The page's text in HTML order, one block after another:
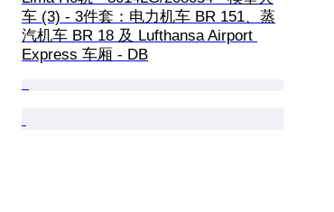
车 (3) - 3件套：电力机车 BR 151、蒸
汽机车 BR 18 及 Lufthansa Airport
Express 车厢 - DB